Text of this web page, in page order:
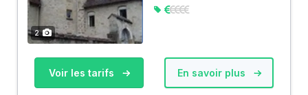
2
Voir les tarifs En savoir plus